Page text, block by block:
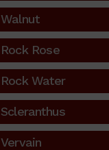
Walnut
Rock Rose
Rock Water
Scleranthus
Vervain